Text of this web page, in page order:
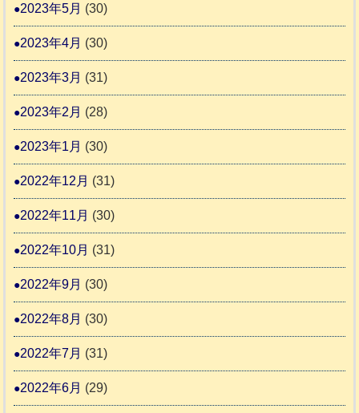
2023年5月 (30)
2023年4月 (30)
2023年3月 (31)
2023年2月 (28)
2023年1月 (30)
2022年12月 (31)
2022年11月 (30)
2022年10月 (31)
2022年9月 (30)
2022年8月 (30)
2022年7月 (31)
2022年6月 (29)